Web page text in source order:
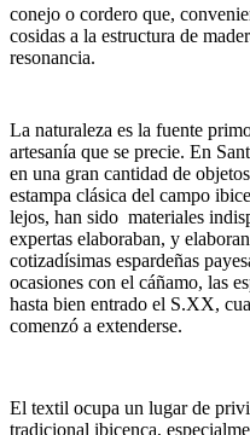
conejo o cordero que,
cosidas a la estructura de
resonancia.
La naturaleza es la fuente
artesanía que se precie. En
en una gran cantidad de
estampa clásica del campo
lejos, han sido materiales
expertas elaboraban, y
cotizadísimas espardeñas
ocasiones con el cáñamo, las
hasta bien entrado el S.XX,
comenzó a extenderse.
El textil ocupa un lugar de
tradicional ibicenca,